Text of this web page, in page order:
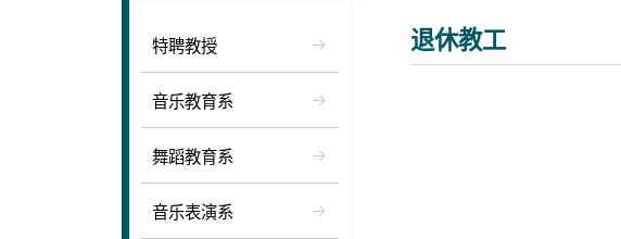
特聘教授
音乐教育系
舞蹈教育系
音乐表演系
退休教工